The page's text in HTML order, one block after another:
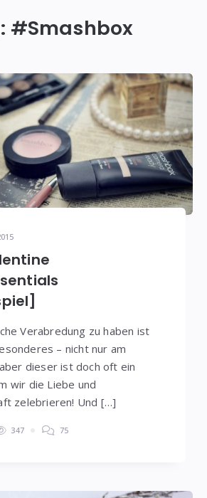
#Smashbox
Verabredung zu haben ist
– nicht nur am
dieser ist doch oft ein
wir die Liebe und
zelebrieren! Und […]
347 75